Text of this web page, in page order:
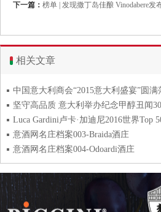
下一篇： 榜单 | 发现撒丁岛佳酿 Vinodabere发
相关文章
中国意大利商会“2015意大利盛宴”圆满
坚守高品质 意大利举办纪念甲醇丑闻
Luca Gardini卢卡·加迪尼2016世界Top
意酒网名庄档案003-Braida酒庄
意酒网名庄档案004-Odoardi酒庄